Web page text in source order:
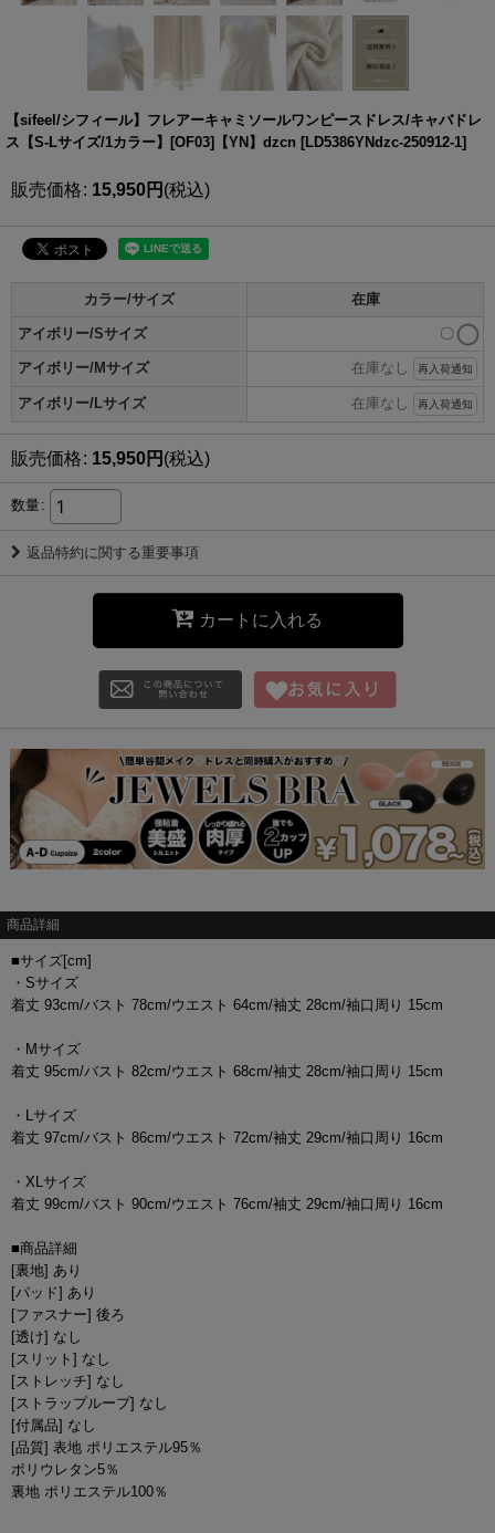
【sifeel/シフィール】フレアーキャミソールワンピースドレス/キャバドレ
ス【S-Lサイズ/1カラー】[OF03]【YN】dzcn [ LD5386YNdzc-250912-1]
販売価格: 15,950円 (税込)
カラー/サイズ 在庫
アイボリー/Sサイズ 〇
アイボリー/Mサイズ 在庫なし 再入荷通知
アイボリー/Lサイズ 在庫なし 再入荷通知
販売価格: 15,950円 (税込)
数量:
返品特約に関する重要事項
カートに入れる
商品詳細
■サイズ[cm]
・Sサイズ
着丈 93cm/バスト 78cm/ウエスト 64cm/袖丈 28cm/袖口周り 15cm
・Mサイズ
着丈 95cm/バスト 82cm/ウエスト 68cm/袖丈 28cm/袖口周り 15cm
・Lサイズ
着丈 97cm/バスト 86cm/ウエスト 72cm/袖丈 29cm/袖口周り 16cm
・XLサイズ
着丈 99cm/バスト 90cm/ウエスト 76cm/袖丈 29cm/袖口周り 16cm
■商品詳細
[裏地] あり
[パッド] あり
[ファスナー] 後ろ
[透け] なし
[スリット] なし
[ストレッチ] なし
[ストラップループ] なし
[付属品] なし
[品質] 表地 ポリエステル95％
ポリウレタン5％
裏地 ポリエステル100％